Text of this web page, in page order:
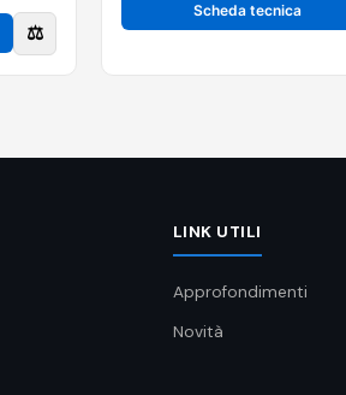
⚖️
Scheda tecnica
LINK UTILI
Approfondimenti
Novità